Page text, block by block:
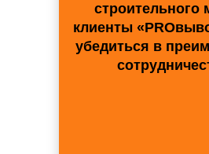
строительного
клиенты
убедиться в